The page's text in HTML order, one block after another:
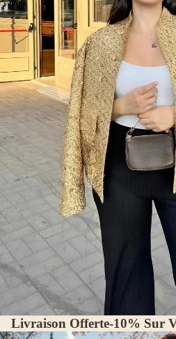
Livraison Offerte-10% Sur